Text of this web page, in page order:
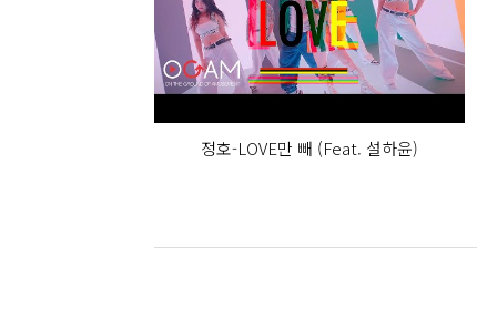
TvN '쇼오디오자키' 트롯남녀
TVchosun '미스터트롯'
정호-LOVE만 빼 (Feat. 설하윤)